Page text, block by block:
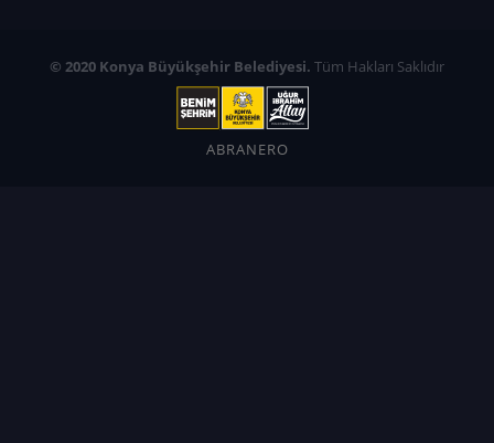
© 2020 Konya Büyükşehir Belediyesi. Tüm Hakları Saklıdır
ABRANERO